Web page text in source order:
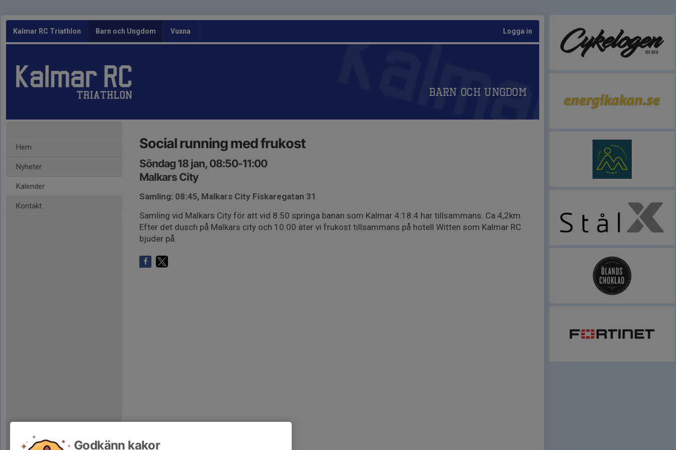
Kalmar RC Triathlon Barn och Ungdom Vuxna Logga in
Barn och Ungdom
Hem
Nyheter
Kalender
Kontakt
Social running med frukost
Söndag 18 jan, 08:50-11:00
Malkars City
Samling: 08:45, Malkars City Fiskaregatan 31
Samling vid Malkars City för att vid 8:50 springa banan som Kalmar 4:18:4 har tillsammans. Ca 4,2km.
Efter det dusch på Malkars city och 10:00 äter vi frukost tillsammans på hotell Witten som Kalmar RC
bjuder på.
Godkänn kakor